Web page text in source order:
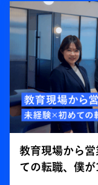
教育現場から
ての転職、僕